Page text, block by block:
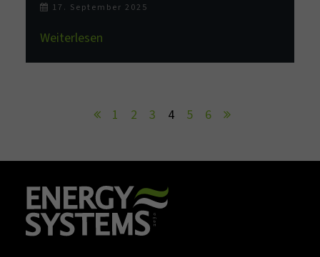
17. September 2025
Weiterlesen
1 2 3 4 5 6